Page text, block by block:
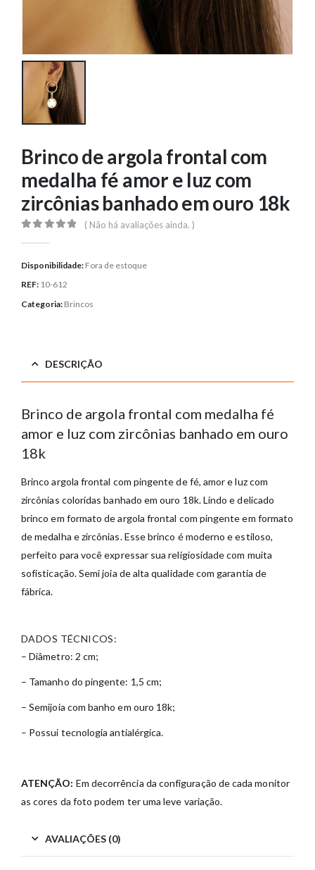
Brinco de argola frontal com
medalha fé amor e luz com
zircônias banhado em ouro 18k
( Não há avaliações ainda. )
Disponibilidade: Fora de estoque
REF: 10-612
Categoria: Brincos
DESCRIÇÃO
Brinco de argola frontal com medalha fé
amor e luz com zircônias banhado em ouro
18k
Brinco argola frontal com pingente de fé, amor e luz com
zircônias coloridas banhado em ouro 18k. Lindo e delicado
brinco em formato de argola frontal com pingente em formato
de medalha e zircônias. Esse brinco é moderno e estiloso,
perfeito para você expressar sua religiosidade com muita
sofisticação. Semi joia de alta qualidade com garantia de
fábrica.
DADOS TÉCNICOS:
– Diâmetro: 2 cm;
– Tamanho do pingente: 1,5 cm;
– Semijoia com banho em ouro 18k;
– Possui tecnologia antialérgica.
ATENÇÃO: Em decorrência da configuração de cada monitor
as cores da foto podem ter uma leve variação.
AVALIAÇÕES (0)